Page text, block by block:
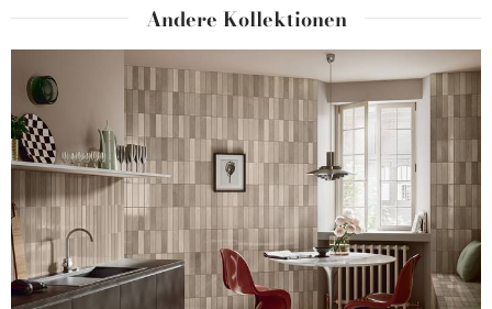
Andere Kollektionen